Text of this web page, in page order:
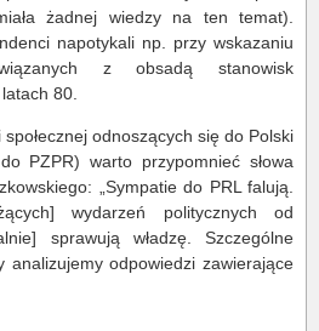
żadnej wiedzy na ten temat).
napotykali np. przy wskazaniu
z obsadą stanowisk
80.
odnoszących się do Polski
PZPR) warto przypomnieć słowa
„Sympatie do PRL falują.
wydarzeń politycznych od
sprawują władzę. Szczególne
odpowiedzi zawierające